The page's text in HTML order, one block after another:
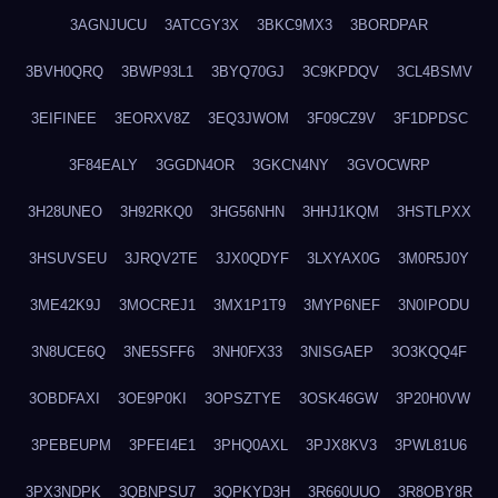
3AGNJUCU 3ATCGY3X 3BKC9MX3 3BORDPAR
3BVH0QRQ 3BWP93L1 3BYQ70GJ 3C9KPDQV 3CL4BSMV
3EIFINEE 3EORXV8Z 3EQ3JWOM 3F09CZ9V 3F1DPDSC
3F84EALY 3GGDN4OR 3GKCN4NY 3GVOCWRP
3H28UNEO 3H92RKQ0 3HG56NHN 3HHJ1KQM 3HSTLPXX
3HSUVSEU 3JRQV2TE 3JX0QDYF 3LXYAX0G 3M0R5J0Y
3ME42K9J 3MOCREJ1 3MX1P1T9 3MYP6NEF 3N0IPODU
3N8UCE6Q 3NE5SFF6 3NH0FX33 3NISGAEP 3O3KQQ4F
3OBDFAXI 3OE9P0KI 3OPSZTYE 3OSK46GW 3P20H0VW
3PEBEUPM 3PFEI4E1 3PHQ0AXL 3PJX8KV3 3PWL81U6
3PX3NDPK 3QBNPSU7 3QPKYD3H 3R660UUO 3R8OBY8R